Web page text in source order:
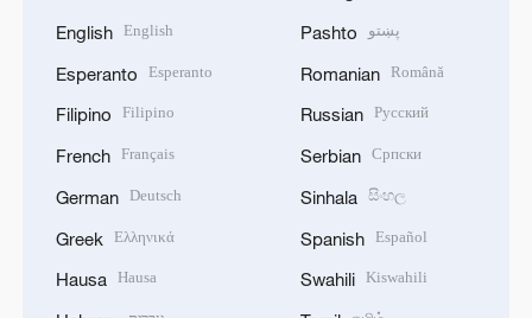
English English
Esperanto Esperanto
Filipino Filipino
French Français
German Deutsch
Greek Ελληνικά
Hausa Hausa
Pashto پښتو
Romanian Română
Russian Русский
Serbian Српски
Sinhala සිංහල
Spanish Español
Swahili Kiswahili